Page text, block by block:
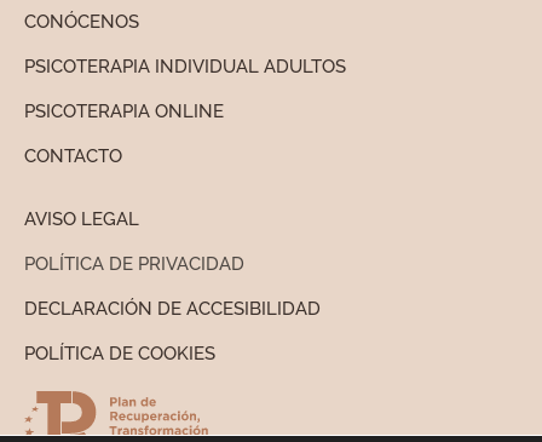
CONÓCENOS
PSICOTERAPIA INDIVIDUAL ADULTOS
PSICOTERAPIA ONLINE
CONTACTO
AVISO LEGAL
POLÍTICA DE PRIVACIDAD
DECLARACIÓN DE ACCESIBILIDAD
POLÍTICA DE COOKIES